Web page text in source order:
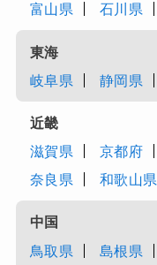
富山県
石川県
東海
岐阜県
静岡県
近畿
滋賀県
京都府
奈良県
和歌山県
中国
鳥取県
島根県